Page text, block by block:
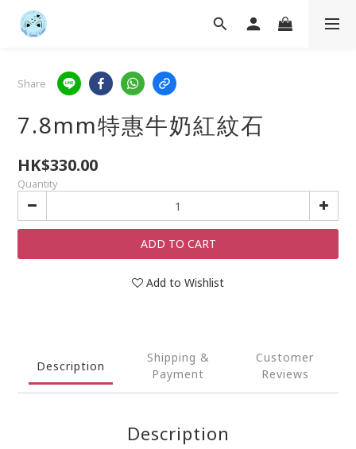
Share
7.8mm特惠牛奶紅紋石
HK$330.00
Quantity
ADD TO CART
Add to Wishlist
Description
Shipping &
Payment
Customer
Reviews
Description